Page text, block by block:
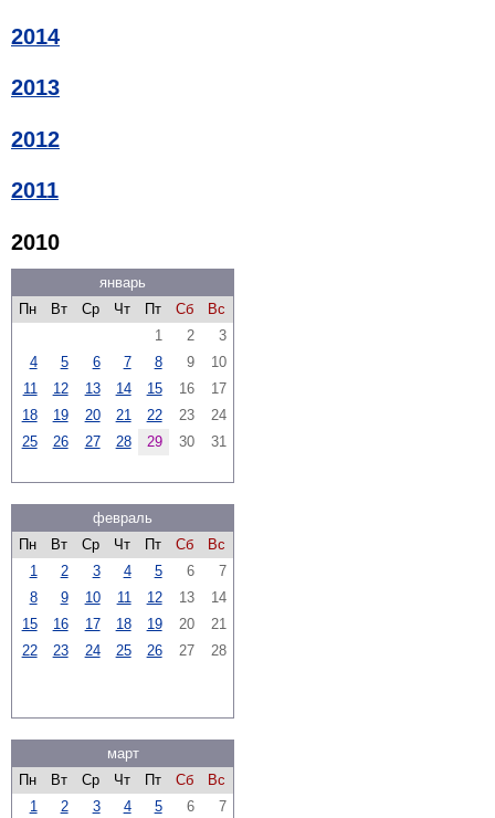
2014
2013
2012
2011
2010
январь
Пн
Вт Ср Чт Пт Сб
Вс
1
2
3
4
5 6 7 8 9
10
11
12 13 14 15 16
17
18
19 20 21 22 23
24
25
26 27 28 29 30 31
февраль
Пн
Вт Ср Чт Пт Сб
Вс
1
2 3 4 5 6
7
8
9 10 11 12 13
14
15
16 17 18 19 20
21
22
23 24 25 26 27 28
март
Пн
Вт Ср Чт Пт Сб
Вс
1
2 3 4 5 6
7